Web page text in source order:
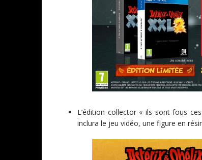
L’édition collector « ils sont fous
inclura le jeu vidéo, une figure en